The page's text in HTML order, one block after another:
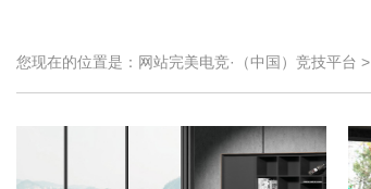
您现在的位置是：网站完美电竞·（中国）竞技平台 >